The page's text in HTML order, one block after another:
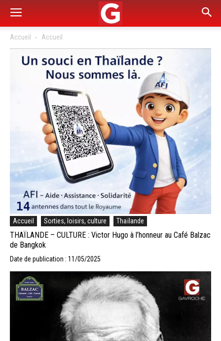
Accueil Accueil
Accueil Sorties, loisirs, culture Thaïlande
THAÏLANDE – CULTURE : Victor Hugo à l’honneur au Café Balzac
de Bangkok
Date de publication : 11/05/2025